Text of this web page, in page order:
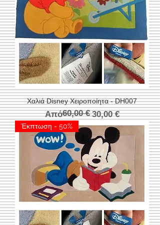
Χαλιά Disney Χειροποίητα - DH007
Από
Κανονική τιμή
60,00 € 30,00 €
Τιμή Έκπτωσης
Έκπτωση - 50%